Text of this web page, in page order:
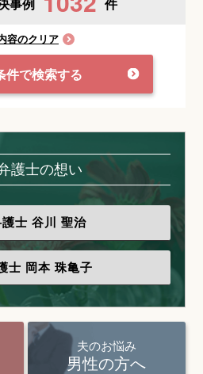
容のクリア
件で検索する
護士の想い
士 谷川 聖治
士 岡本 珠亀子
夫のお悩み
男性の方へ